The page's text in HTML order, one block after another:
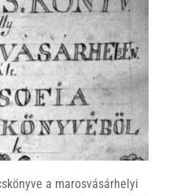
a marosvásárhelyi